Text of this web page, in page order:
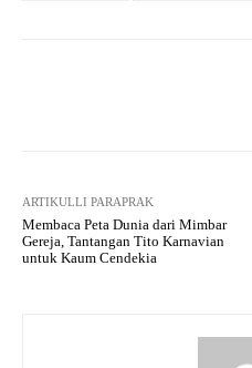
ARTIKULLI PARAPRAK
Membaca Peta Dunia dari Mimbar
Gereja, Tantangan Tito Karnavian
untuk Kaum Cendekia